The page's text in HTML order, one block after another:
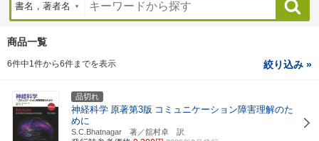
検索
商品一覧
6件中1件から6件までを表示 絞り込み »
品切れ
神経科学 原著第3版 コミュニケーション障害理解のた
めに
S.C.Bhatnagar 著／舘村卓 訳